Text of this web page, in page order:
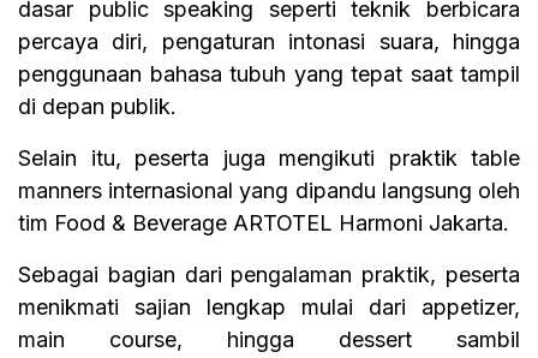
dasar public speaking seperti teknik berbicara
percaya diri, pengaturan intonasi suara, hingga
penggunaan bahasa tubuh yang tepat saat tampil
di depan publik.
Selain itu, peserta juga mengikuti praktik table
manners internasional yang dipandu langsung oleh
tim Food & Beverage ARTOTEL Harmoni Jakarta.
Sebagai bagian dari pengalaman praktik, peserta
menikmati sajian lengkap mulai dari appetizer,
main course, hingga dessert sambil